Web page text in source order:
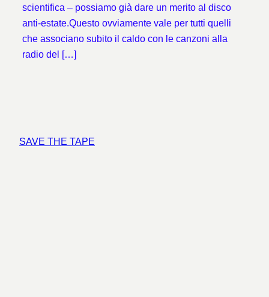
scientifica – possiamo già dare un merito al disco
anti-estate.Questo ovviamente vale per tutti quelli
che associano subito il caldo con le canzoni alla
radio del […]
SAVE THE TAPE